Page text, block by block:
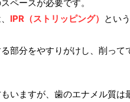
ペースが必要です。
IPR（ストリッピング） とい
部分をやすりがけし、削っ
いますが、歯のエナメル質